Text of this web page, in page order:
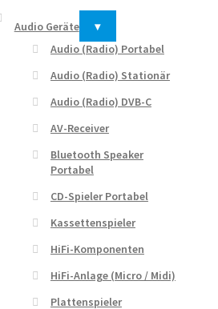
Audio Geräte
▾
Audio (Radio) Portabel
Audio (Radio) Stationär
Audio (Radio) DVB-C
AV-Receiver
Bluetooth Speaker
Portabel
CD-Spieler Portabel
Kassettenspieler
HiFi-Komponenten
HiFi-Anlage (Micro / Midi)
Plattenspieler